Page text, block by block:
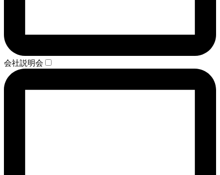
会社説明会